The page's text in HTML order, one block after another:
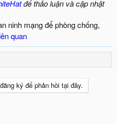
để thảo luận và cập nhật
ninh mạng để phòng chống,
quan
ký để phản hồi tại đây.